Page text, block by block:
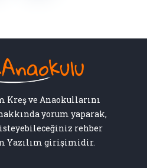
Kreş ve Anaokullarını
yorum yaparak,
rehber
Yazılım girişimidir.